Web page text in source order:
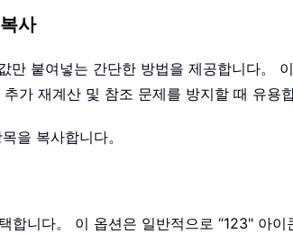
사
붙여넣는 간단한 방법을 제공합니다。
가 재계산 및 참조 문제를 방지할 때 유용합
을 복사합니다。
합니다。 이 옵션은 일반적으로 “123" 아